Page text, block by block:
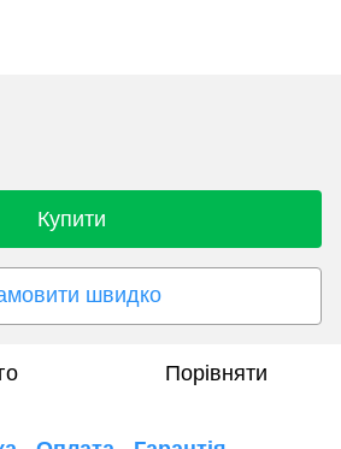
Купити
швидко
Порівняти